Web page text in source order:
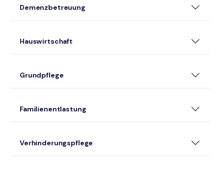
Demenzbetreuung
Hauswirtschaft
Grundpflege
Familienentlastung
Verhinderungspflege